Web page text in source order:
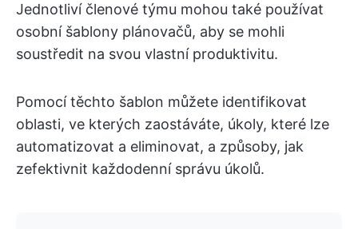
Jednotliví členové týmu mohou také používat
osobní šablony plánovačů, aby se mohli
soustředit na svou vlastní produktivitu.
Pomocí těchto šablon můžete identifikovat
oblasti, ve kterých zaostáváte, úkoly, které lze
automatizovat a eliminovat, a způsoby, jak
zefektivnit každodenní správu úkolů.